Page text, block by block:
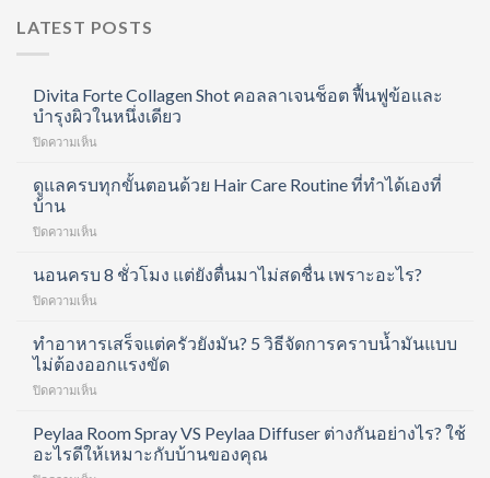
LATEST POSTS
Divita Forte Collagen Shot คอลลาเจนช็อต ฟื้นฟูข้อและ
บำรุงผิวในหนึ่งเดียว
ปิดความเห็น
Collagen
คอ
ลา
ช็อต
ข้อ
และ
หนึ่ง
เดียว
ดูแลครบทุกขั้นตอนด้วย Hair Care Routine ที่ทำได้เองที่
บ้าน
ปิดความเห็น
ครบ
ทุก
ขั้น
ด้วย
Hair
Routine
ทำได้
เอง
นอนครบ 8 ชั่วโมง แต่ยังตื่นมาไม่สดชื่น เพราะอะไร?
ปิดความเห็น
8
ชั่วโมง
แต่
ตื่น
มา
ทำอาหารเสร็จแต่ครัวยังมัน? 5 วิธีจัดการคราบน้ำมันแบบ
ไม่ต้องออกแรงขัด
ปิดความเห็น
เสร็จ
แต่
Peylaa Room Spray VS Peylaa Diffuser ต่างกันอย่างไร? ใช้
อะไรดีให้เหมาะกับบ้านของคุณ